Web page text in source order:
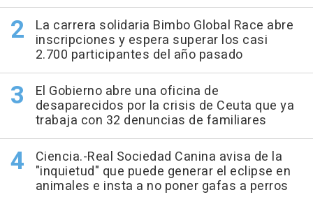
La carrera solidaria Bimbo Global Race abre
inscripciones y espera superar los casi
2.700 participantes del año pasado
El Gobierno abre una oficina de
desaparecidos por la crisis de Ceuta que ya
trabaja con 32 denuncias de familiares
Ciencia.-Real Sociedad Canina avisa de la
"inquietud" que puede generar el eclipse en
animales e insta a no poner gafas a perros